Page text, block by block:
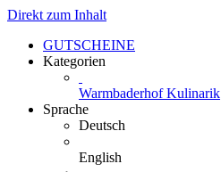
Direkt zum Inhalt
GUTSCHEINE
Kategorien
Warmbaderhof Kulinarik
Sprache
Deutsch
English